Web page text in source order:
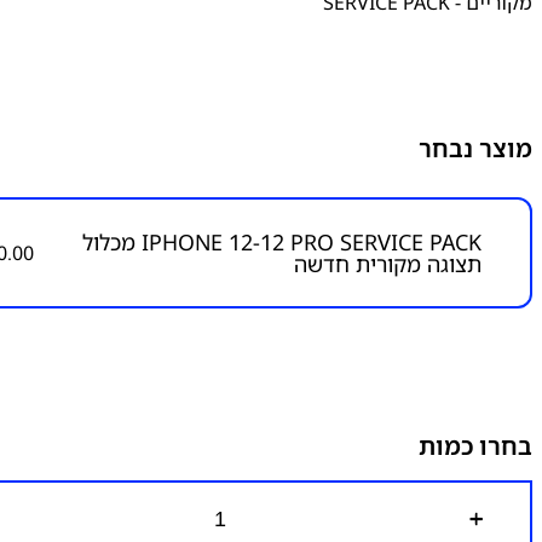
מוצר נבחר
IPHONE 12-12 PRO SERVICE PACK מכלול
תצוגה מקורית חדשה
בחרו כמות